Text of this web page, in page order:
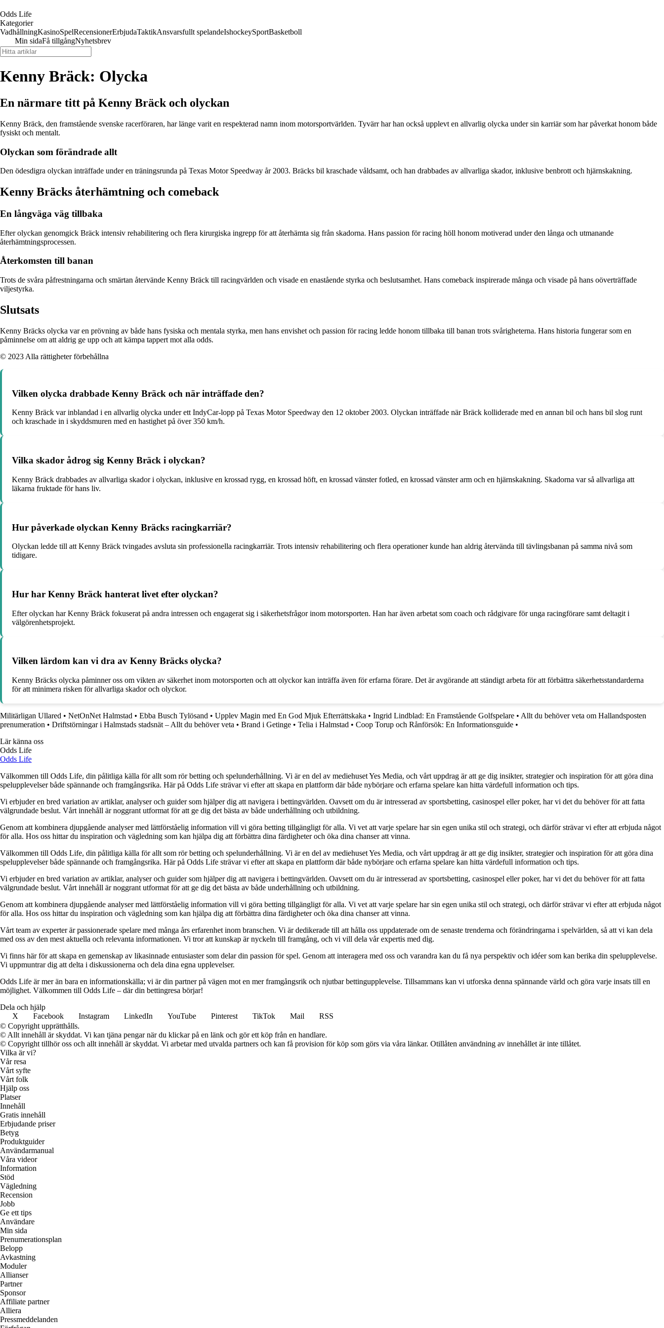
Odds Life
Kategorier
VadhållningKasinoSpelRecensionerErbjudaTaktikAnsvarsfullt spelandeIshockeySportBasketboll
Min sidaFå tillgångNyhetsbrev
Kenny Bräck: Olycka
En närmare titt på Kenny Bräck och olyckan
Kenny Bräck, den framstående svenske racerföraren, har länge varit en respekterad namn inom motorsportvärlden. Tyvärr har han också upplevt en allvarlig olycka under sin karriär som har påverkat honom både
fysiskt och mentalt.
Olyckan som förändrade allt
Den ödesdigra olyckan inträffade under en träningsrunda på Texas Motor Speedway år 2003. Bräcks bil kraschade våldsamt, och han drabbades av allvarliga skador, inklusive benbrott och hjärnskakning.
Kenny Bräcks återhämtning och comeback
En långväga väg tillbaka
Efter olyckan genomgick Bräck intensiv rehabilitering och flera kirurgiska ingrepp för att återhämta sig från skadorna. Hans passion för racing höll honom motiverad under den långa och utmanande
återhämtningsprocessen.
Återkomsten till banan
Trots de svåra påfrestningarna och smärtan återvände Kenny Bräck till racingvärlden och visade en enastående styrka och beslutsamhet. Hans comeback inspirerade många och visade på hans oöverträffade
viljestyrka.
Slutsats
Kenny Bräcks olycka var en prövning av både hans fysiska och mentala styrka, men hans envishet och passion för racing ledde honom tillbaka till banan trots svårigheterna. Hans historia fungerar som en
påminnelse om att aldrig ge upp och att kämpa tappert mot alla odds.
© 2023 Alla rättigheter förbehållna
Vilken olycka drabbade Kenny Bräck och när inträffade den?
Kenny Bräck var inblandad i en allvarlig olycka under ett IndyCar-lopp på Texas Motor Speedway den 12 oktober 2003. Olyckan inträffade när Bräck kolliderade med en annan bil och hans bil slog runt
och kraschade in i skyddsmuren med en hastighet på över 350 km/h.
Vilka skador ådrog sig Kenny Bräck i olyckan?
Kenny Bräck drabbades av allvarliga skador i olyckan, inklusive en krossad rygg, en krossad höft, en krossad vänster fotled, en krossad vänster arm och en hjärnskakning. Skadorna var så allvarliga att
läkarna fruktade för hans liv.
Hur påverkade olyckan Kenny Bräcks racingkarriär?
Olyckan ledde till att Kenny Bräck tvingades avsluta sin professionella racingkarriär. Trots intensiv rehabilitering och flera operationer kunde han aldrig återvända till tävlingsbanan på samma nivå som
tidigare.
Hur har Kenny Bräck hanterat livet efter olyckan?
Efter olyckan har Kenny Bräck fokuserat på andra intressen och engagerat sig i säkerhetsfrågor inom motorsporten. Han har även arbetat som coach och rådgivare för unga racingförare samt deltagit i
välgörenhetsprojekt.
Vilken lärdom kan vi dra av Kenny Bräcks olycka?
Kenny Bräcks olycka påminner oss om vikten av säkerhet inom motorsporten och att olyckor kan inträffa även för erfarna förare. Det är avgörande att ständigt arbeta för att förbättra säkerhetsstandarderna
för att minimera risken för allvarliga skador och olyckor.
Militärligan Ullared • NetOnNet Halmstad • Ebba Busch Tylösand • Upplev Magin med En God Mjuk Efterrättskaka • Ingrid Lindblad: En Framstående Golfspelare • Allt du behöver veta om Hallandsposten
prenumeration • Driftstörningar i Halmstads stadsnät – Allt du behöver veta • Brand i Getinge • Telia i Halmstad • Coop Torup och Rånförsök: En Informationsguide •
Lär känna oss
Odds Life
Odds Life
Välkommen till Odds Life, din pålitliga källa för allt som rör betting och spelunderhållning. Vi är en del av mediehuset Yes Media, och vårt uppdrag är att ge dig insikter, strategier och inspiration för att göra dina
spelupplevelser både spännande och framgångsrika. Här på Odds Life strävar vi efter att skapa en plattform där både nybörjare och erfarna spelare kan hitta värdefull information och tips.
Vi erbjuder en bred variation av artiklar, analyser och guider som hjälper dig att navigera i bettingvärlden. Oavsett om du är intresserad av sportsbetting, casinospel eller poker, har vi det du behöver för att fatta
välgrundade beslut. Vårt innehåll är noggrant utformat för att ge dig det bästa av både underhållning och utbildning.
Genom att kombinera djupgående analyser med lättförståelig information vill vi göra betting tillgängligt för alla. Vi vet att varje spelare har sin egen unika stil och strategi, och därför strävar vi efter att erbjuda något
för alla. Hos oss hittar du inspiration och vägledning som kan hjälpa dig att förbättra dina färdigheter och öka dina chanser att vinna.
Välkommen till Odds Life, din pålitliga källa för allt som rör betting och spelunderhållning. Vi är en del av mediehuset Yes Media, och vårt uppdrag är att ge dig insikter, strategier och inspiration för att göra dina
spelupplevelser både spännande och framgångsrika. Här på Odds Life strävar vi efter att skapa en plattform där både nybörjare och erfarna spelare kan hitta värdefull information och tips.
Vi erbjuder en bred variation av artiklar, analyser och guider som hjälper dig att navigera i bettingvärlden. Oavsett om du är intresserad av sportsbetting, casinospel eller poker, har vi det du behöver för att fatta
välgrundade beslut. Vårt innehåll är noggrant utformat för att ge dig det bästa av både underhållning och utbildning.
Genom att kombinera djupgående analyser med lättförståelig information vill vi göra betting tillgängligt för alla. Vi vet att varje spelare har sin egen unika stil och strategi, och därför strävar vi efter att erbjuda något
för alla. Hos oss hittar du inspiration och vägledning som kan hjälpa dig att förbättra dina färdigheter och öka dina chanser att vinna.
Vårt team av experter är passionerade spelare med många års erfarenhet inom branschen. Vi är dedikerade till att hålla oss uppdaterade om de senaste trenderna och förändringarna i spelvärlden, så att vi kan dela
med oss av den mest aktuella och relevanta informationen. Vi tror att kunskap är nyckeln till framgång, och vi vill dela vår expertis med dig.
Vi finns här för att skapa en gemenskap av likasinnade entusiaster som delar din passion för spel. Genom att interagera med oss och varandra kan du få nya perspektiv och idéer som kan berika din spelupplevelse.
Vi uppmuntrar dig att delta i diskussionerna och dela dina egna upplevelser.
Odds Life är mer än bara en informationskälla; vi är din partner på vägen mot en mer framgångsrik och njutbar bettingupplevelse. Tillsammans kan vi utforska denna spännande värld och göra varje insats till en
möjlighet. Välkommen till Odds Life – där din bettingresa börjar!
Dela och hjälp
X
Facebook Instagram LinkedIn YouTube Pinterest TikTok Mail
RSS
© Copyright upprätthålls.
© Allt innehåll är skyddat. Vi kan tjäna pengar när du klickar på en länk och gör ett köp från en handlare.
© Copyright tillhör oss och allt innehåll är skyddat. Vi arbetar med utvalda partners och kan få provision för köp som görs via våra länkar. Otillåten användning av innehållet är inte tillåtet.
Vilka är vi?
Vår resa
Vårt syfte
Vårt folk
Hjälp oss
Platser
Innehåll
Gratis innehåll
Erbjudande priser
Betyg
Produktguider
Användarmanual
Våra videor
Information
Stöd
Vägledning
Recension
Jobb
Ge ett tips
Användare
Min sida
Prenumerationsplan
Belopp
Avkastning
Moduler
Allianser
Partner
Sponsor
Affiliate partner
Alliera
Pressmeddelanden